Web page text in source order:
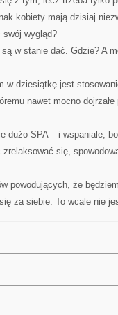
kobiety mają dzisiaj
swój wygląd?
w stanie dać. Gdzie? A
w dziesiątkę jest
nawet mocno
dużo SPA – i wspaniale,
się,
powodujących, że
za siebie. To wcale nie